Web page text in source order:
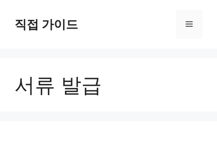
직접 가이드 메
서류 발급